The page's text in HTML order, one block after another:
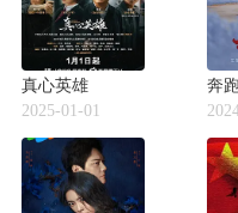
真心英雄
2025-01-01
奔